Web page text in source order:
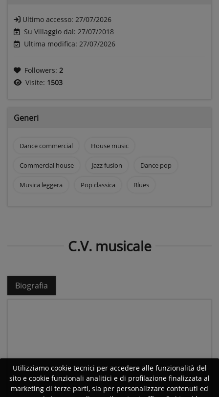
Ultimo accesso: 27/07/2026
Su Villaggio dal: 27/07/2018
Ultima modifica: 27/07/2026
Followers: 2
Visite: 1503
Generi
Dance commercial House music
Commercial house Jazz fusion Dance pop
Musica leggera Pop classica Blues
C.V. musicale
Biografia
Utilizziamo cookie tecnici per accedere alle funzionalità del
sito e cookie funzionali analitici e di profilazione finalizzata al
marketing di terze parti, sia per personalizzare contenuti ed